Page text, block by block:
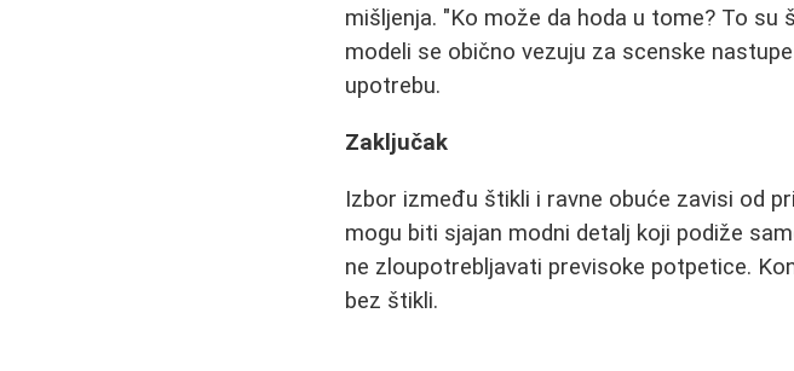
mišljenja. "Ko može da hoda u tome? To su
modeli se obično vezuju za scenske
upotrebu.
Zaključak
Izbor između štikli i ravne obuće zavisi od
mogu biti sjajan modni detalj koji podiže
ne zloupotrebljavati previsoke potpetice.
bez štikli.